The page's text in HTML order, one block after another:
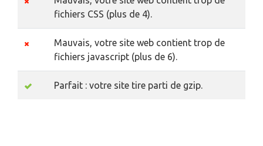
fichiers CSS (plus de 4).
Mauvais, votre site web contient trop de
fichiers javascript (plus de 6).
Parfait : votre site tire parti de gzip.